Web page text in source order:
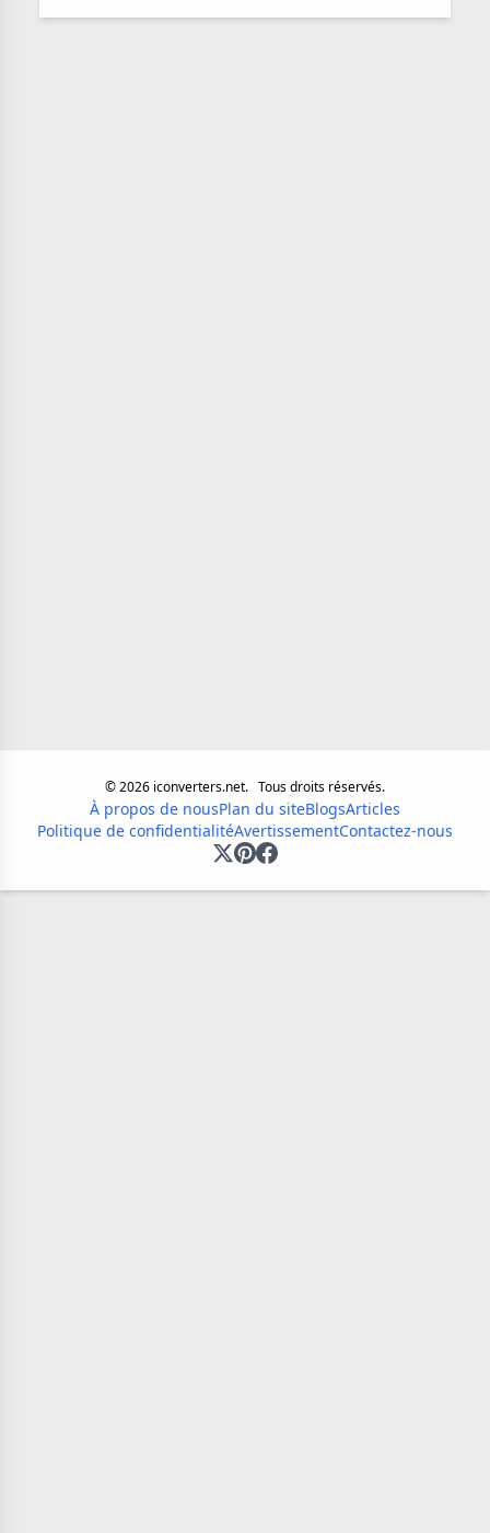
©2026 iconverters.net. Tous droits réservés.
À propos de nousPlan du siteBlogsArticles
Politique de confidentialitéAvertissementContactez-nous